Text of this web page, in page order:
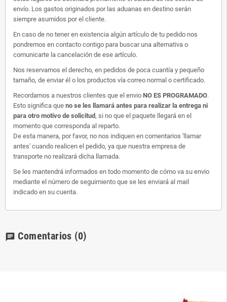
envío. Los gastos originados por las aduanas en destino serán
siempre asumidos por el cliente.
En caso de no tener en existencia algún artículo de tu pedido nos
pondremos en contacto contigo para buscar una alternativa o
comunicarte la cancelación de ese artículo.
Nos reservamos el derecho, en pedidos de poca cuantía y pequeño
tamaño, de enviar él o los productos vía correo normal o certificado.
Recordamos a nuestros clientes que el envio NO ES PROGRAMADO.
Esto significa que no se les llamará antes para realizar la entrega ni
para otro motivo de solicitud, si no que el paquete llegará en el
momento que corresponda al reparto.
De esta manera, por favor, no nos indiquen en comentarios 'llamar
antes' cuando realicen el pedido, ya que nuestra empresa de
transporte no realizará dicha llamada.
Se les mantendrá informados en todo momento de cómo va su envio
mediante el número de seguimiento que se les enviará al mail
indicado en su cuenta.
chat Comentarios (0)